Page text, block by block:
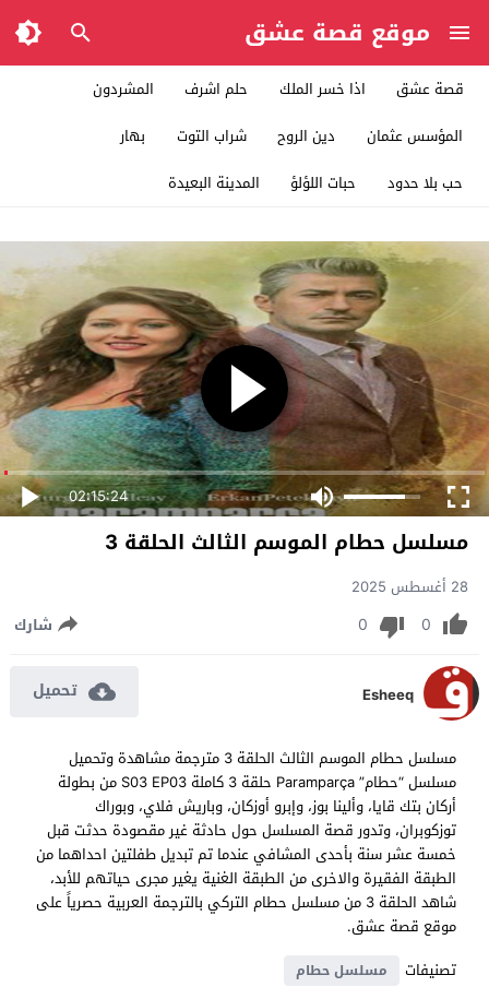
موقع قصة عشق
قصة عشق اذا خسر الملك حلم اشرف
المشردون
المؤسس عثمان
دين الروح شراب التوت
بهار
حب بلا حدود
حبات اللؤلؤ المدينة البعيدة
02:15:24
مسلسل حطام الموسم الثالث الحلقة 3
28 أغسطس 2025
0
0 شارك
Esheeq تحميل
مسلسل حطام الموسم الثالث الحلقة 3 مترجمة مشاهدة وتحميل
مسلسل “حطام” Paramparça حلقة 3 كاملة S03 EP03 من بطولة
أركان بتك قايا، وألينا بوز، وإبرو أوزكان، وباريش فلاي، وبوراك
توزكوبران، وتدور قصة المسلسل حول حادثة غير مقصودة حدثت قبل
خمسة عشر سنة بأحدى المشافي عندما تم تبديل طفلتين احداهما من
الطبقة الفقيرة والاخرى من الطبقة الغنية يغير مجرى حياتهم للأبد،
شاهد الحلقة 3 من مسلسل حطام التركي بالترجمة العربية حصرياً على
موقع قصة عشق.
تصنيفات
مسلسل حطام